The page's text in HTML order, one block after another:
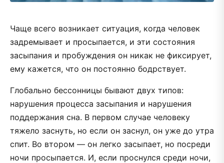
Чаще всего возникает ситуация, когда человек
задремывает и просыпается, и эти состояния
засыпания и пробуждения он никак не фиксирует,
ему кажется, что он постоянно бодрствует.
Глобально бессонницы бывают двух типов:
нарушения процесса засыпания и нарушения
поддержания сна. В первом случае человеку
тяжело заснуть, но если он заснул, он уже до утра
спит. Во втором — он легко засыпает, но посреди
ночи просыпается. И, если проснулся среди ночи,